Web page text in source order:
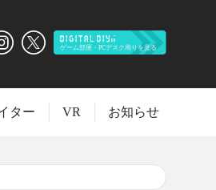
ター VR お知らせ